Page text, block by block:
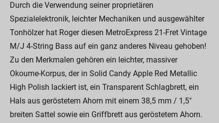
Durch die Verwendung seiner proprietären
Spezialelektronik, leichter Mechaniken und ausgewählter
Tonhölzer hat Roger diesen MetroExpress 21-Fret Vintage
M/J 4-String Bass auf ein ganz anderes Niveau gehoben!
Zu den Merkmalen gehören ein leichter, massiver
Okoume-Korpus, der in Solid Candy Apple Red Metallic
High Polish lackiert ist, ein Transparent Schlagbrett, ein
Hals aus geröstetem Ahorn mit einem 38,5 mm / 1,5"
breiten Sattel sowie ein Griffbrett aus geröstetem Ahorn.